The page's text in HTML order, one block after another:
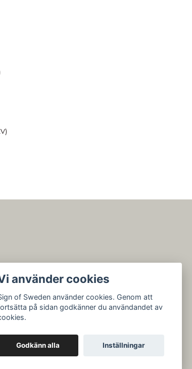
använder cookies
of Sweden använder cookies. Genom att
på sidan godkänner du användandet av
Godkänn alla Inställningar